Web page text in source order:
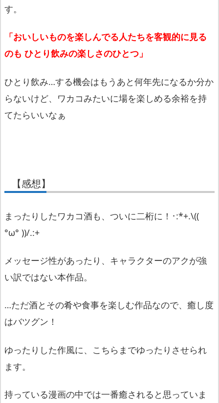
す。
「おいしいものを楽しんでる人たちを客観的に見る
のも ひとり飲みの楽しさのひとつ」
ひとり飲み…する機会はもうあと何年先になるか分か
らないけど、 ワカコみたいに場を楽しめる余裕を持
てたらいいなぁ
【感想】
まったりしたワカコ酒も、ついに二桁に！･:*+.\((
°ω° ))/.:+
メッセージ性があったり、 キャラクターのアクが強
い訳ではない本作品。
…ただ酒とその肴や食事を楽しむ作品なので、癒し度
はバツグン！
ゆったりした作風に、こちらまでゆったりさせられ
ます。
持っている漫画の中では一番癒されると思っていま